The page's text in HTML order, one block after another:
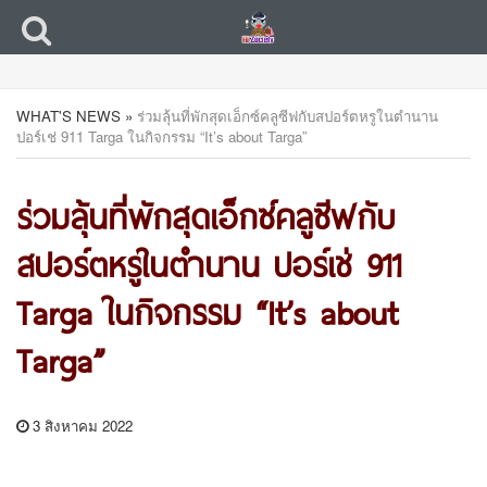
WHAT'S NEWS » ร่วมลุ้นที่พักสุดเอ็กซ์คลูซีฟกับสปอร์ตหรูในตำนาน
ปอร์เช่ 911 Targa ในกิจกรรม “It’s about Targa”
ร่วมลุ้นที่พักสุดเอ็กซ์คลูซีฟกับ
สปอร์ตหรูในตำนาน ปอร์เช่ 911
Targa ในกิจกรรม “It’s about
Targa”
3 สิงหาคม 2022